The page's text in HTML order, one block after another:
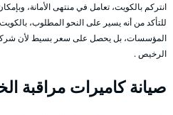
انتركم بالكويت، تعامل في منتهى الأمانة،
للتأكد من أنه يسير على النحو المطلوب،
المؤسسات، بل يحصل على سعر بسيط لأن
الرخيص .
صيانة كاميرات مراقبة